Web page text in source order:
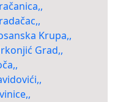
Krupa,,
Grad,,